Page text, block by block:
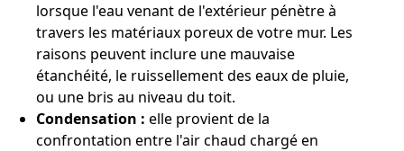
lorsque l'eau venant de l'extérieur pénètre à
travers les matériaux poreux de votre mur. Les
raisons peuvent inclure une mauvaise
étanchéité, le ruissellement des eaux de pluie,
ou une bris au niveau du toit.
Condensation : elle provient de la
confrontation entre l'air chaud chargé en